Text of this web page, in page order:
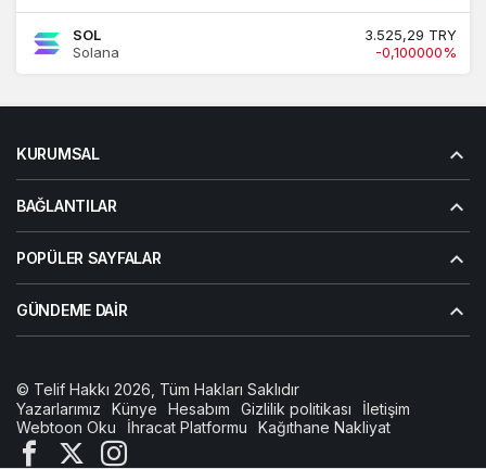
SOL
Solana
3.525,29 TRY
-0,100000%
KURUMSAL
BAĞLANTILAR
POPÜLER SAYFALAR
GÜNDEME DAIR
© Telif Hakkı 2026, Tüm Hakları Saklıdır
Yazarlarımız
Künye Hesabım Gizlilik politikası
İletişim
Webtoon Oku
İhracat Platformu Kağıthane Nakliyat